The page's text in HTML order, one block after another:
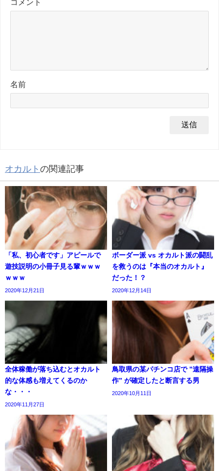
コメント
名前
オカルト の関連記事
「私、初心者です」アピールで
遊技説明の小冊子見る輩ｗｗｗ
ｗｗｗ
2020年12月21日
ボーダー派 vs オカルト派の闘乱
を救うのは『本当のオカルト』
だった！？
2020年12月14日
全体稼働が落ち込むとオカルト
的な体感も増えてくるのか
な・・・
2020年11月27日
鳥取県の某パチンコ店で ”遠隔操
作” が確定したと断言する男
2020年10月11日